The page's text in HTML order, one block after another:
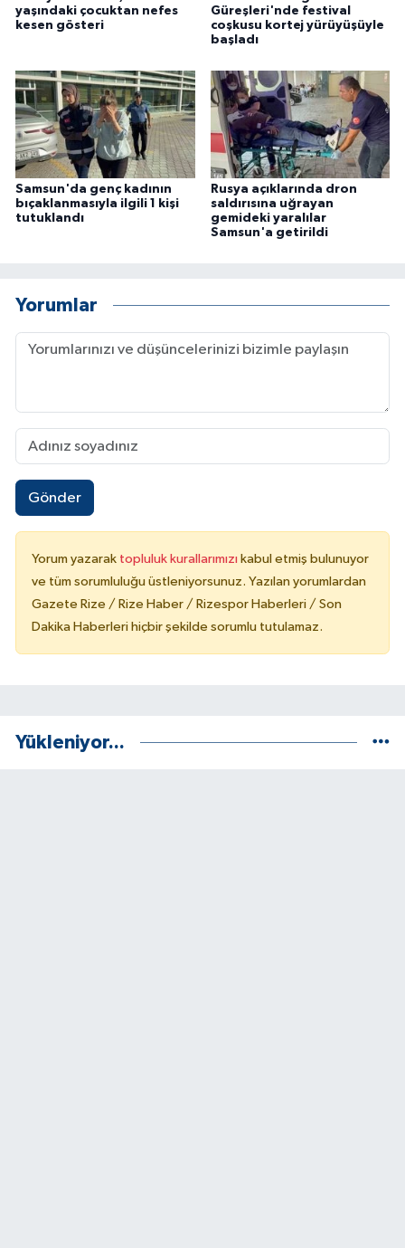
yaşındaki çocuktan nefes
kesen gösteri
Güreşleri'nde festival
coşkusu kortej yürüyüşüyle
başladı
Samsun'da genç kadının
bıçaklanmasıyla ilgili 1 kişi
tutuklandı
Rusya açıklarında dron
saldırısına uğrayan
gemideki yaralılar
Samsun'a getirildi
Yorumlar
Gönder
Yorum yazarak topluluk kurallarımızı kabul etmiş bulunuyor
ve tüm sorumluluğu üstleniyorsunuz. Yazılan yorumlardan
Gazete Rize / Rize Haber / Rizespor Haberleri / Son
Dakika Haberleri hiçbir şekilde sorumlu tutulamaz.
Yükleniyor...